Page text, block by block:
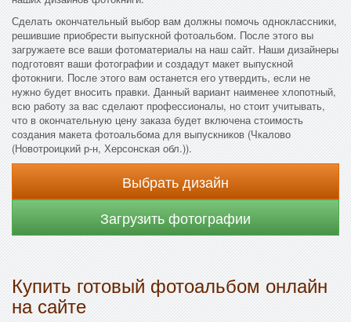
Сделать окончательный выбор вам должны помочь одноклассники,
решившие приобрести выпускной фотоальбом. После этого вы
загружаете все ваши фотоматериалы на наш сайт. Наши дизайнеры
подготовят ваши фотографии и создадут макет выпускной
фотокниги. После этого вам останется его утвердить, если не
нужно будет вносить правки. Данный вариант наименее хлопотный,
всю работу за вас сделают профессионалы, но стоит учитывать,
что в окончательную цену заказа будет включена стоимость
создания макета фотоальбома для выпускников (Чкалово
(Новотроицкий р-н, Херсонская обл.)).
Выбрать дизайн
Загрузить фотографии
Купить готовый фотоальбом онлайн
на сайте